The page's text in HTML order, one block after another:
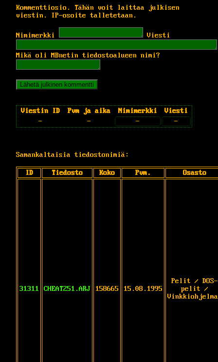
Kommenttiosio. Tähän voit laittaa julkisen
viestin. IP-osoite talletetaan.
Nimimerkki Viesti
Mikä oli MBnetin tiedostoalueen nimi?
Viestin ID Pvm ja aika Nimimerkki
Viesti
-
- - -
Samankaltaisia tiedostonimiä:
ID Tiedosto Koko Pvm. Osasto
31311 CHEAT251.ARJ 158665 15.08.1995
Pelit / DOS-
pelit /